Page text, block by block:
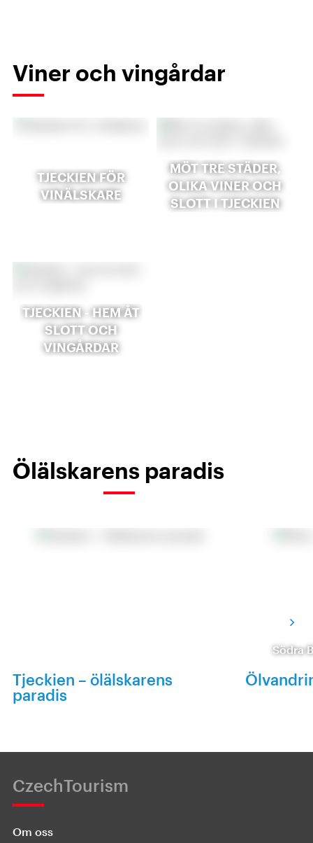
Viner och vingårdar
TJECKIEN FÖR
VINÄLSKARE
MÖT TRE STÄDER,
OLIKA VINER OCH
SLOTT I TJECKIEN
TJECKIEN - HEM ÅT
SLOTT OCH
VINGÅRDAR
Ölälskarens paradis
Tjeckien – ölälskarens
paradis
Södra
CzechTourism
Om oss